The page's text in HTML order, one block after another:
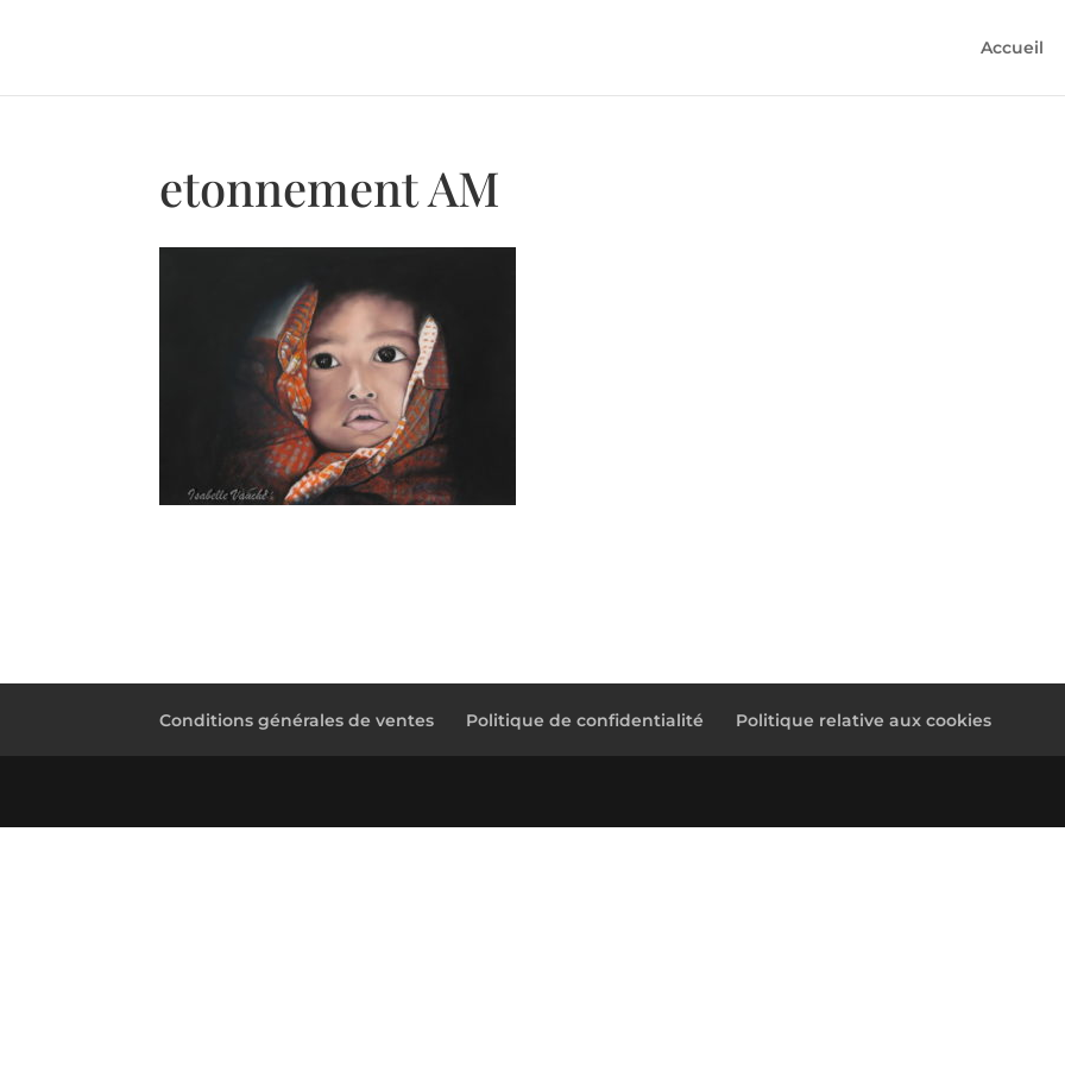
Accueil
etonnement AM
Conditions générales de ventes Politique de confidentialité Politique relative aux cookies